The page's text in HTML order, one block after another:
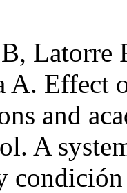
Latorre
A. Effect
and
A